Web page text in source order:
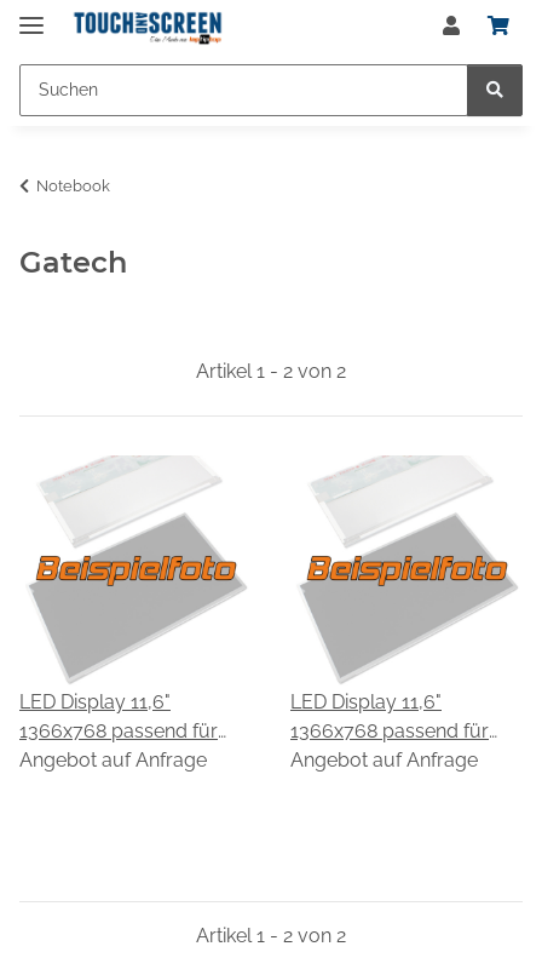
Notebook
Gatech
Artikel 1 - 2 von 2
LED Display 11,6"
1366x768 passend für
Gatech G116-2137645801-
Angebot auf Anfrage
LED Display 11,6"
1366x768 passend für
Gatech G116-
Angebot auf Anfrage
Artikel 1 - 2 von 2